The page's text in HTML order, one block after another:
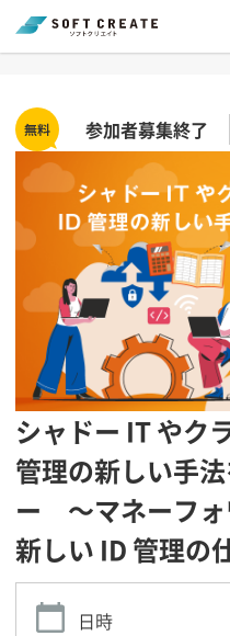
参加者募集終了
シャドー IT やク
管理の新しい手
ー 〜マネーフォ
新しい ID 管理の
日時